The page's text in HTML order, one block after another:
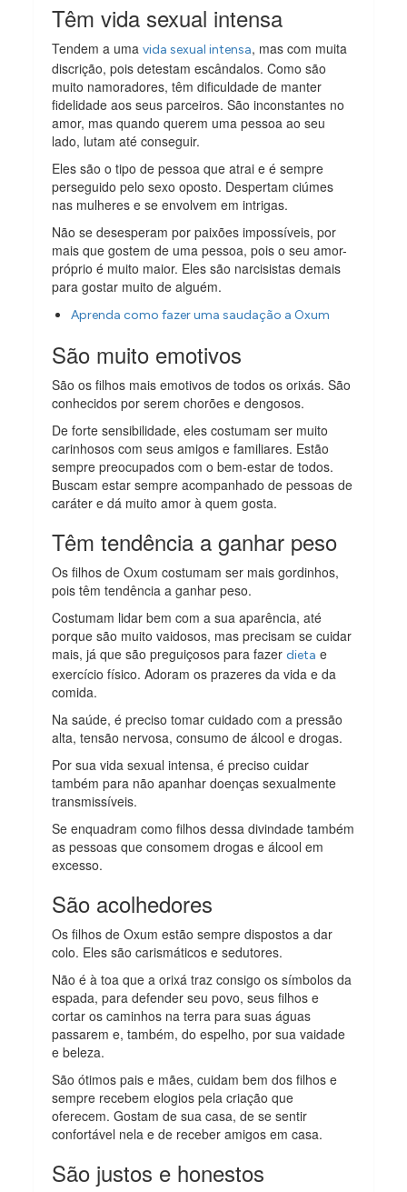
Têm vida sexual intensa
Tendem a umavida sexual intensa, mas com muita
discrição, pois detestam escândalos. Como são
muito namoradores, têm dificuldade de manter
fidelidade aos seus parceiros. São inconstantes no
amor, mas quando querem uma pessoa ao seu
lado, lutam até conseguir.
Eles são o tipo de pessoa que atrai e é sempre
perseguido pelo sexo oposto. Despertam ciúmes
nas mulheres e se envolvem em intrigas.
Não se desesperam por paixões impossíveis, por
mais que gostem de uma pessoa, pois o seu amor-
próprio é muito maior. Eles são narcisistas demais
para gostar muito de alguém.
Aprenda como fazer uma saudação a Oxum
São muito emotivos
São os filhos mais emotivos de todos os orixás. São
conhecidos por serem chorões e dengosos.
De forte sensibilidade, eles costumam ser muito
carinhosos com seus amigos e familiares. Estão
sempre preocupados com o bem-estar de todos.
Buscam estar sempre acompanhado de pessoas de
caráter e dá muito amor à quem gosta.
Têm tendência a ganhar peso
Os filhos de Oxum costumam ser mais gordinhos,
pois têm tendência a ganhar peso.
Costumam lidar bem com a sua aparência, até
porque são muito vaidosos, mas precisam se cuidar
mais, já que são preguiçosos para fazerdieta e
exercício físico. Adoram os prazeres da vida e da
comida.
Na saúde, é preciso tomar cuidado com a pressão
alta, tensão nervosa, consumo de álcool e drogas.
Por sua vida sexual intensa, é preciso cuidar
também para não apanhar doenças sexualmente
transmissíveis.
Se enquadram como filhos dessa divindade também
as pessoas que consomem drogas e álcool em
excesso.
São acolhedores
Os filhos de Oxum estão sempre dispostos a dar
colo. Eles são carismáticos e sedutores.
Não é à toa que a orixá traz consigo os símbolos da
espada, para defender seu povo, seus filhos e
cortar os caminhos na terra para suas águas
passarem e, também, do espelho, por sua vaidade
e beleza.
São ótimos pais e mães, cuidam bem dos filhos e
sempre recebem elogios pela criação que
oferecem. Gostam de sua casa, de se sentir
confortável nela e de receber amigos em casa.
São justos e honestos